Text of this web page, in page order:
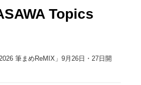
Topics
筆まめReMIX」9月26日・27日開